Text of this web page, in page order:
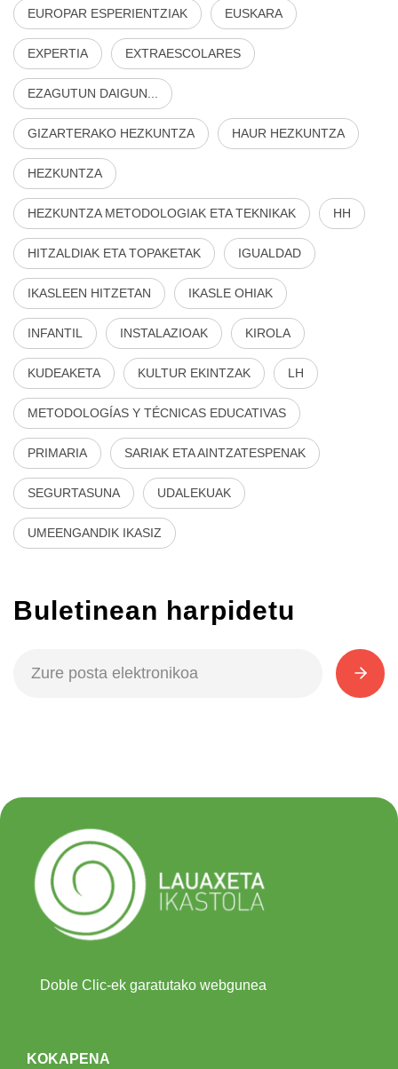
EUROPAR ESPERIENTZIAK EUSKARA
EXPERTIA EXTRAESCOLARES
EZAGUTUN DAIGUN...
GIZARTERAKO HEZKUNTZA HAUR HEZKUNTZA
HEZKUNTZA
HEZKUNTZA METODOLOGIAK ETA TEKNIKAK HH
HITZALDIAK ETA TOPAKETAK IGUALDAD
IKASLEEN HITZETAN IKASLE OHIAK
INFANTIL INSTALAZIOAK KIROLA
KUDEAKETA KULTUR EKINTZAK LH
METODOLOGÍAS Y TÉCNICAS EDUCATIVAS
PRIMARIA SARIAK ETA AINTZATESPENAK
SEGURTASUNA UDALEKUAK
UMEENGANDIK IKASIZ
Buletinean harpidetu
Doble Clic-ek garatutako webgunea
KOKAPENA